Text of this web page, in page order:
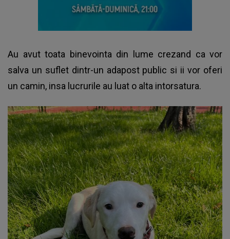
Au avut toata binevointa din lume crezand ca vor
salva un suflet dintr-un adapost public si ii vor oferi
un camin, insa lucrurile au luat o alta intorsatura.